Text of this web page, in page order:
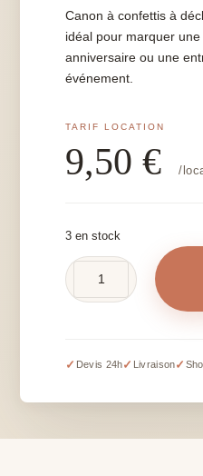
Canon à confettis à
idéal pour marquer
anniversaire ou une
événement.
9,50€ /
3 en stock
✓ Devis 24h✓ Livraison✓